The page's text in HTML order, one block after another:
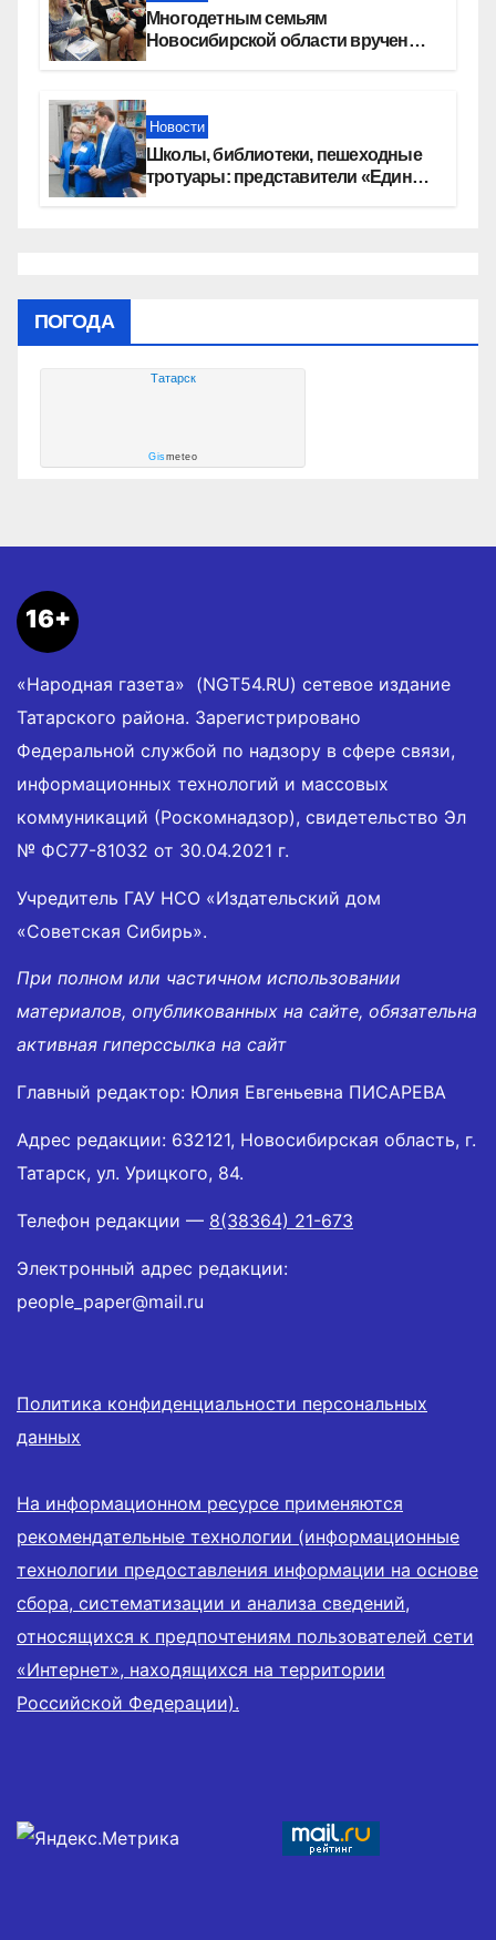
Многодетным семьям
Новосибирской области вручены
Новости
Школы, библиотеки, пешеходные
тротуары: представители «Единой
ПОГОДА
Татарск
Gismeteo
16+
«Народная газета» (NGT54.RU) сетевое издание
Татарского района. Зарегистрировано
Федеральной службой по надзору в сфере связи,
информационных технологий и массовых
коммуникаций (Роскомнадзор), свидетельство Эл
№ ФС77-81032 от 30.04.2021 г.
Учредитель ГАУ НСО «Издательский дом
«Советская Сибирь».
При полном или частичном использовании
материалов, опубликованных на сайте, обязательна
активная гиперссылка на сайт
Главный редактор: Юлия Евгеньевна ПИСАРЕВА
Адрес редакции: 632121, Новосибирская область, г.
Татарск, ул. Урицкого, 84.
Телефон редакции — 8(38364) 21-673
Электронный адрес редакции:
people_paper@mail.ru
Политика конфиденциальности персональных
данных
На информационном ресурсе применяются
рекомендательные технологии (информационные
технологии предоставления информации на основе
сбора, систематизации и анализа сведений,
относящихся к предпочтениям пользователей сети
«Интернет», находящихся на территории
Российской Федерации).